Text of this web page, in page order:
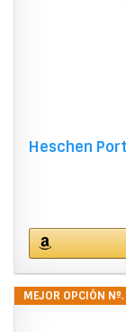
Heschen
MEJOR OPCIÓN